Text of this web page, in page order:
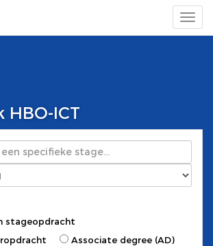
HBO-ICT
stageopdracht
Associate degree (AD)